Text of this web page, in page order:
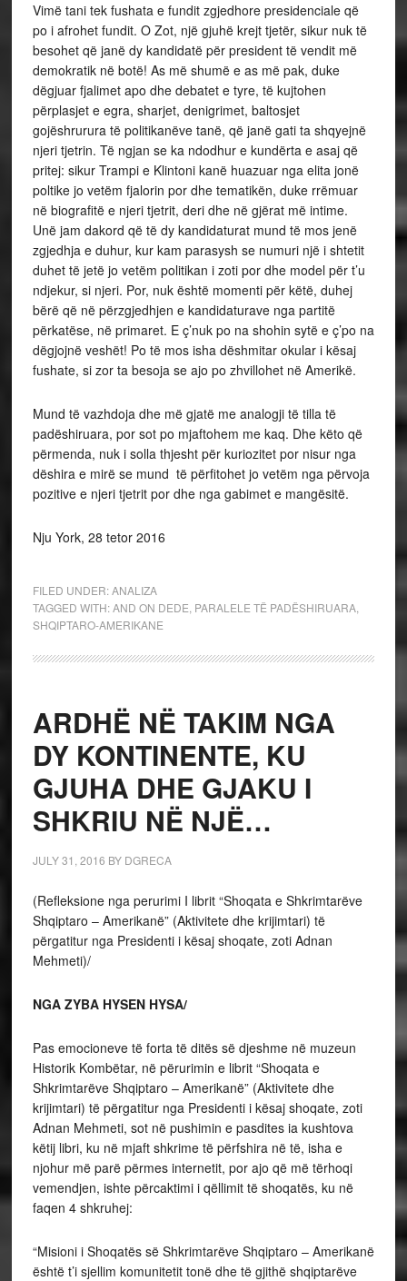
Vimë tani tek fushata e fundit zgjedhore presidenciale që
po i afrohet fundit. O Zot, një gjuhë krejt tjetër, sikur nuk të
besohet që janë dy kandidatë për president të vendit më
demokratik në botë! As më shumë e as më pak, duke
dëgjuar fjalimet apo dhe debatet e tyre, të kujtohen
përplasjet e egra, sharjet, denigrimet, baltosjet
gojëshrurura të politikanëve tanë, që janë gati ta shqyejnë
njeri tjetrin. Të ngjan se ka ndodhur e kundërta e asaj që
pritej: sikur Trampi e Klintoni kanë huazuar nga elita jonë
poltike jo vetëm fjalorin por dhe tematikën, duke rrëmuar
në biografitë e njeri tjetrit, deri dhe në gjërat më intime.
Unë jam dakord që të dy kandidaturat mund të mos jenë
zgjedhja e duhur, kur kam parasysh se numuri një i shtetit
duhet të jetë jo vetëm politikan i zoti por dhe model për t’u
ndjekur, si njeri. Por, nuk është momenti për këtë, duhej
bërë që në përzgjedhjen e kandidaturave nga partitë
përkatëse, në primaret. E ç’nuk po na shohin sytë e ç’po na
dëgjojnë veshët! Po të mos isha dëshmitar okular i kësaj
fushate, si zor ta besoja se ajo po zhvillohet në Amerikë.
Mund të vazhdoja dhe më gjatë me analogji të tilla të
padëshiruara, por sot po mjaftohem me kaq. Dhe këto që
përmenda, nuk i solla thjesht për kuriozitet por nisur nga
dëshira e mirë se mund të përfitohet jo vetëm nga përvoja
pozitive e njeri tjetrit por dhe nga gabimet e mangësitë.
Nju York, 28 tetor 2016
FILED UNDER:ANALIZA
TAGGED WITH:AND ON DEDE PARALELE TË PADËSHIRUARA,
SHQIPTARO-AMERIKANE
ARDHË NË TAKIM NGA
DY KONTINENTE, KU
GJUHA DHE GJAKU I
SHKRIU NË NJË…
JULY 31, 2016 BY DGRECA
(Refleksione nga perurimi I librit “Shoqata e Shkrimtarëve
Shqiptaro – Amerikanë” (Aktivitete dhe krijimtari) të
përgatitur nga Presidenti i kësaj shoqate, zoti Adnan
Mehmeti)/
NGA ZYBA HYSEN HYSA/
Pas emocioneve të forta të ditës së djeshme në muzeun
Historik Kombëtar, në përurimin e librit “Shoqata e
Shkrimtarëve Shqiptaro – Amerikanë” (Aktivitete dhe
krijimtari) të përgatitur nga Presidenti i kësaj shoqate, zoti
Adnan Mehmeti, sot në pushimin e pasdites ia kushtova
këtij libri, ku në mjaft shkrime të përfshira në të, isha e
njohur më parë përmes internetit, por ajo që më tërhoqi
vemendjen, ishte përcaktimi i qëllimit të shoqatës, ku në
faqen 4 shkruhej:
“Misioni i Shoqatës së Shkrimtarëve Shqiptaro – Amerikanë
është t’i sjellim komunitetit tonë dhe të gjithë shqiptarëve